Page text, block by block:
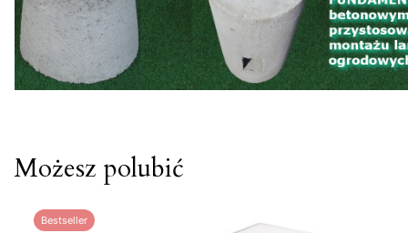
Możesz polubić
Bestseller